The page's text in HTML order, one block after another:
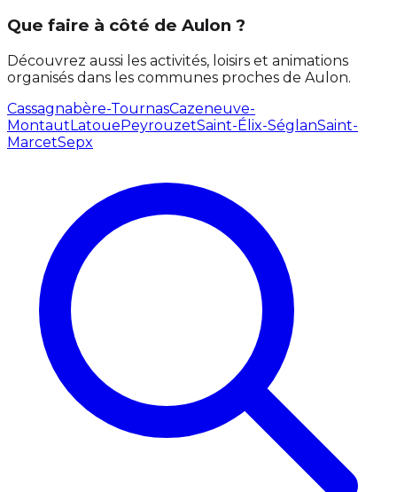
Que faire à côté de Aulon ?
Découvrez aussi les activités, loisirs et animations
organisés dans les communes proches de Aulon.
Cassagnabère-TournasCazeneuve-
MontautLatouePeyrouzetSaint-Élix-SéglanSaint-
MarcetSepx